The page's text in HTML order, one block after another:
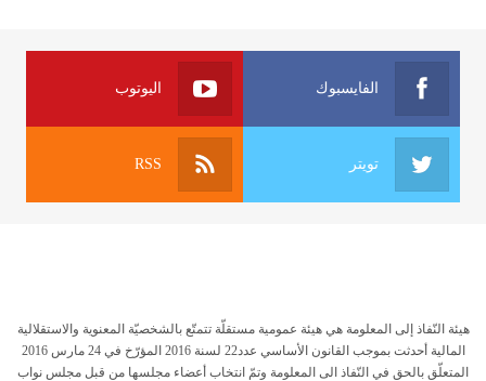
الفايسبوك اليوتوب
تويتر RSS
هيئة النّفاذ إلى المعلومة هي هيئة عمومية مستقلّة تتمتّع بالشخصيّة المعنوية والاستقلالية
المالية أحدثت بموجب القانون الأساسي عدد22 لسنة 2016 المؤرّخ في 24 مارس 2016
المتعلّق بالحق في النّفاذ الى المعلومة وتمّ انتخاب أعضاء مجلسها من قبل مجلس نواب